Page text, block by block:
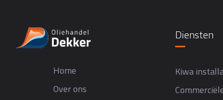
Home
Over ons
Diensten
Kiwa